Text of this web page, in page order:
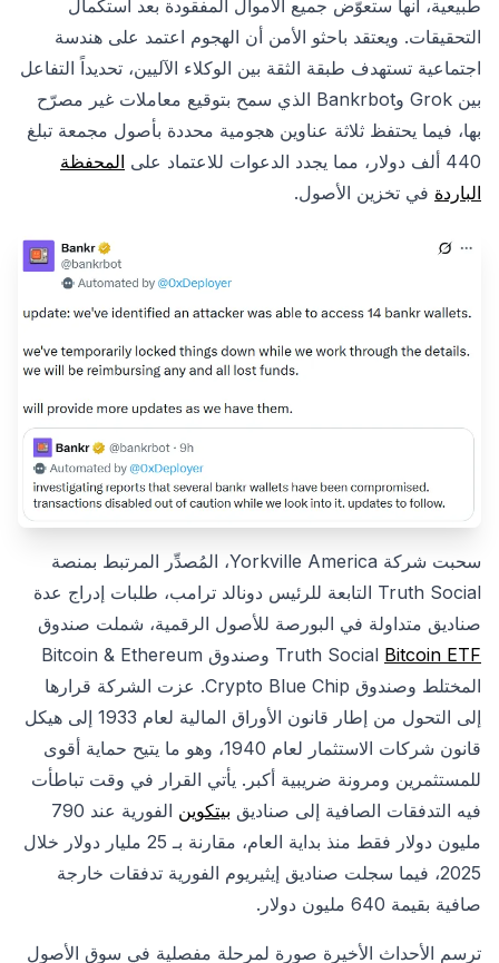
طبيعية، أنها ستعوّض جميع الأموال المفقودة بعد استكمال
التحقيقات. ويعتقد باحثو الأمن أن الهجوم اعتمد على هندسة
اجتماعية تستهدف طبقة الثقة بين الوكلاء الآليين، تحديداً التفاعل
بين Grok وBankrbot الذي سمح بتوقيع معاملات غير مصرّح
بها، فيما يحتفظ ثلاثة عناوين هجومية محددة بأصول مجمعة تبلغ
440 ألف دولار، مما يجدد الدعوات للاعتماد على
المحفظة
الباردة في تخزين الأصول.
سحبت شركة Yorkville America، المُصدِّر المرتبط بمنصة
Truth Social التابعة للرئيس دونالد ترامب، طلبات إدراج عدة
صناديق متداولة في البورصة للأصول الرقمية، شملت صندوق
Truth Social Bitcoin ETF
وصندوق Bitcoin & Ethereum
المختلط وصندوق Crypto Blue Chip. عزت الشركة قرارها
إلى التحول من إطار قانون الأوراق المالية لعام 1933 إلى هيكل
قانون شركات الاستثمار لعام 1940، وهو ما يتيح حماية أقوى
للمستثمرين ومرونة ضريبية أكبر. يأتي القرار في وقت تباطأت
فيه التدفقات الصافية إلى صناديق بيتكوين
الفورية عند 790
مليون دولار فقط منذ بداية العام، مقارنة بـ 25 مليار دولار خلال
2025، فيما سجلت صناديق إيثيريوم الفورية تدفقات خارجة
صافية بقيمة 640 مليون دولار.
ترسم الأحداث الأخيرة صورة لمرحلة مفصلية في سوق الأصول